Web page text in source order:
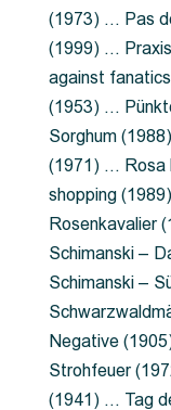
(1973) … Pas
(1999) …
against
(1953) …
Sorghum
(1971) … Rosa
shopping
Rosenkavalier
Schimanski –
Schimanski –
Negative
Strohfeuer
(1941) … Tag